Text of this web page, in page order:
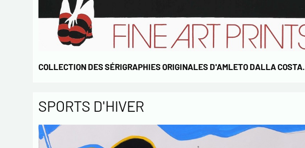
COLLECTION DES SÉRIGRAPHIES ORIGINALES D'AMLETO DALLA COSTA.
SPORTS D'HIVER